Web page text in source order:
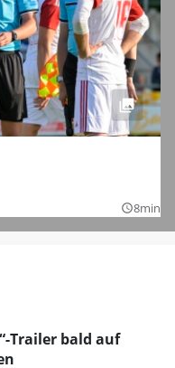
query_builder8min
Trailer bald auf